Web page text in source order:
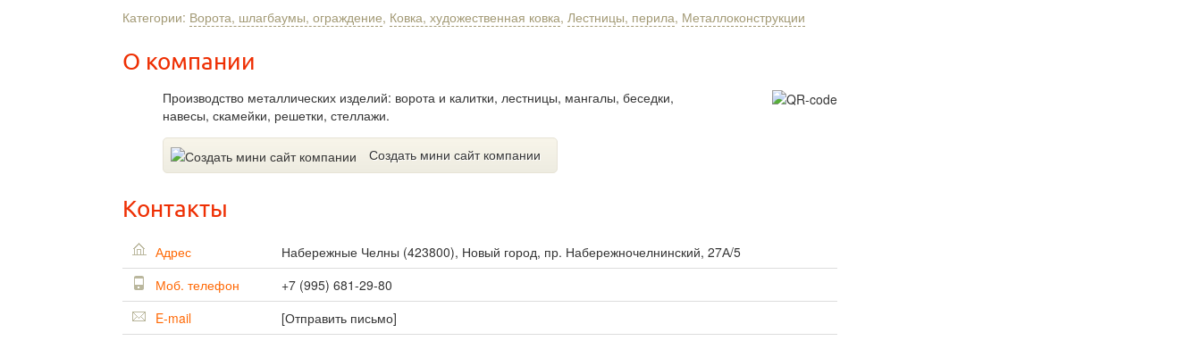
Категории: Ворота, шлагбаумы, ограждение, Ковка, художественная ковка, Лестницы, перила, Металлоконструкции
О компании
Производство металлических изделий: ворота и калитки, лестницы, мангалы, беседки,
навесы, скамейки, решетки, стеллажи.
Создать мини сайт компании
Контакты
Адрес Набережные Челны (423800), Новый город, пр. Набережночелнинский, 27А/5
Моб. телефон
+7 (995) 681-29-80
E-mail
[Отправить письмо]